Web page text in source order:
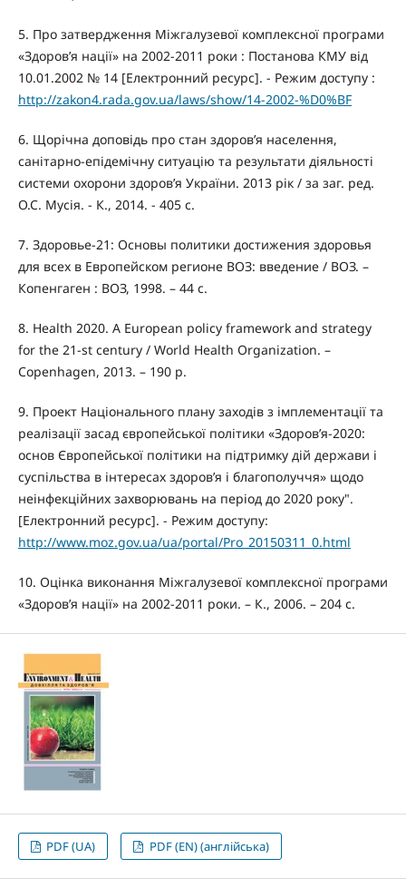
5. Про затвердження Міжгалузевої комплексної програми
«Здоров’я нації» на 2002-2011 роки : Постанова КМУ від
10.01.2002 № 14 [Електронний ресурс]. - Режим доступу :
http://zakon4.rada.gov.ua/laws/show/14-2002-%D0%BF
6. Щорічна доповідь про стан здоров’я населення,
санітарно-епідемічну ситуацію та результати діяльності
системи охорони здоров’я України. 2013 рік / за заг. ред.
О.С. Мусія. - К., 2014. - 405 с.
7. Здоровье-21: Основы политики достижения здоровья
для всех в Европейском регионе ВОЗ: введение / ВОЗ. –
Копенгаген : ВОЗ, 1998. – 44 с.
8. Health 2020. A European policy framework and strategy
for the 21-st century / World Health Organization. –
Copenhagen, 2013. – 190 p.
9. Проект Національного плану заходів з імплементації та
реалізації засад європейської політики «Здоров’я-2020:
основ Європейської політики на підтримку дій держави і
суспільства в інтересах здоров’я і благополуччя» щодо
неінфекційних захворювань на період до 2020 року".
[Електронний ресурс]. - Режим доступу:
http://www.moz.gov.ua/ua/portal/Pro_20150311_0.html
10. Оцінка виконання Міжгалузевої комплексної програми
«Здоров’я нації» на 2002-2011 роки. – К., 2006. – 204 с.
PDF (UA) PDF (EN) (англійська)